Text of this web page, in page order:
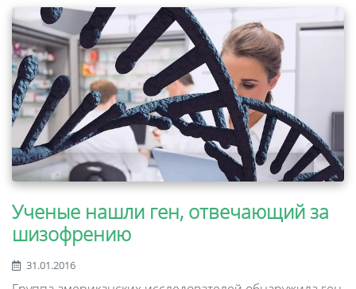
Ученые нашли ген, отвечающий за
шизофрению
31.01.2016